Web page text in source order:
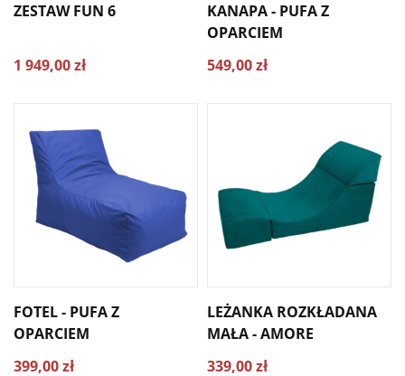
ZESTAW FUN 6
1 949,00 zł
KANAPA - PUFA Z
OPARCIEM
549,00 zł
FOTEL - PUFA Z
OPARCIEM
399,00 zł
LEŻANKA ROZKŁADANA
MAŁA - AMORE
339,00 zł